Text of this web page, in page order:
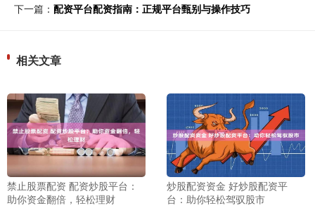
下一篇： 配资平台配资指南：正规平台甄别与操作技巧
相关文章
禁止股票配资 配资炒股平台：
助你资金翻倍，轻松理财
炒股配资资金 好炒股配资平
台：助你轻松驾驭股市